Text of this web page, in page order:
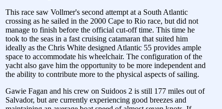
This race saw Vollmer's second attempt at a South Atlantic
crossing as he sailed in the 2000 Cape to Rio race, but did not
manage to finish before the official cut-off time. This time he
took to the seas in a fast cruising catamaran that suited him
ideally as the Chris White designed Atlantic 55 provides ample
space to accommodate his wheelchair. The configuration of the
yacht also gave him the opportunity to be more independent and
the ability to contribute more to the physical aspects of sailing.
Gawie Fagan and his crew on Suidoos 2 is still 177 miles out of
Salvador, but are currently experiencing good breezes and